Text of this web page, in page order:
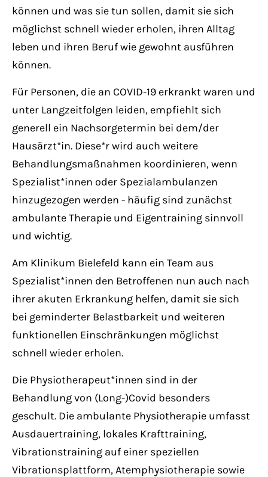
können und was sie tun sollen, damit sie sich
möglichst schnell wieder erholen, ihren Alltag
leben und ihren Beruf wie gewohnt ausführen
können.
Für Personen, die an COVID-19 erkrankt waren und
unter Langzeitfolgen leiden, empfiehlt sich
generell ein Nachsorgetermin bei dem/der
Hausärzt*in. Diese*r wird auch weitere
Behandlungsmaßnahmen koordinieren, wenn
Spezialist*innen oder Spezialambulanzen
hinzugezogen werden - häufig sind zunächst
ambulante Therapie und Eigentraining sinnvoll
und wichtig.
Am Klinikum Bielefeld kann ein Team aus
Spezialist*innen den Betroffenen nun auch nach
ihrer akuten Erkrankung helfen, damit sie sich
bei geminderter Belastbarkeit und weiteren
funktionellen Einschränkungen möglichst
schnell wieder erholen.
Die Physiotherapeut*innen sind in der
Behandlung von (Long-)Covid besonders
geschult. Die ambulante Physiotherapie umfasst
Ausdauertraining, lokales Krafttraining,
Vibrationstraining auf einer speziellen
Vibrationsplattform, Atemphysiotherapie sowie